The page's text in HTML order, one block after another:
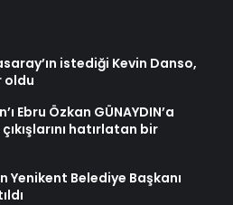
istediği Kevin Danso,
oldu
Ebru Özkan GÜNAYDIN’a
hatırlatan bir
Yenikent Belediye Başkanı